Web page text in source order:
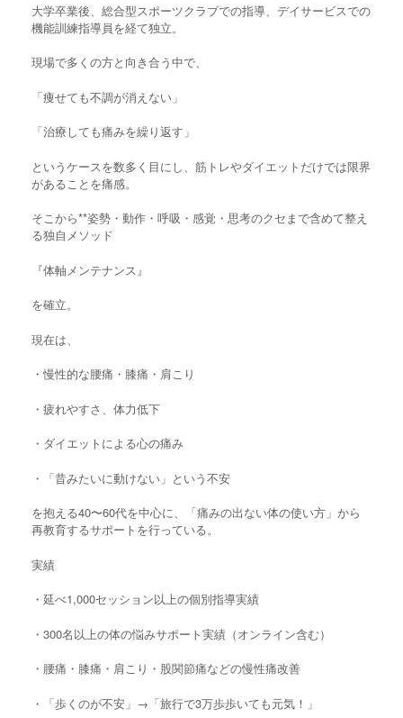
大学卒業後、総合型スポーツクラブでの指導、デイサービスでの
機能訓練指導員を経て独立。
現場で多くの方と向き合う中で、
「痩せても不調が消えない」
「治療しても痛みを繰り返す」
というケースを数多く目にし、筋トレやダイエットだけでは限界
があることを痛感。
そこから**姿勢・動作・呼吸・感覚・思考のクセまで含めて整え
る独自メソッド
『体軸メンテナンス』
を確立。
現在は、
・慢性的な腰痛・膝痛・肩こり
・疲れやすさ、体力低下
・ダイエットによる心の痛み
・「昔みたいに動けない」という不安
を抱える40〜60代を中心に、「痛みの出ない体の使い方」から
再教育するサポートを行っている。
実績
・延べ1,000セッション以上の個別指導実績
・300名以上の体の悩みサポート実績（オンライン含む）
・腰痛・膝痛・肩こり・股関節痛などの慢性痛改善
・「歩くのが不安」→「旅行で3万歩歩いても元気！」